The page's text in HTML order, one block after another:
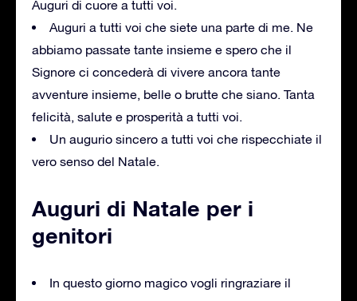
Auguri di cuore a tutti voi.
Auguri a tutti voi che siete una parte di me. Ne
abbiamo passate tante insieme e spero che il
Signore ci concederà di vivere ancora tante
avventure insieme, belle o brutte che siano. Tanta
felicità, salute e prosperità a tutti voi.
Un augurio sincero a tutti voi che rispecchiate il
vero senso del Natale.
Auguri di Natale per i
genitori
In questo giorno magico vogli ringraziare il